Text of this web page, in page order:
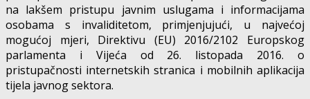
na lakšem pristupu javnim uslugama i informacijama
osobama s invaliditetom, primjenjujući, u najvećoj
mogućoj mjeri, Direktivu (EU) 2016/2102 Europskog
parlamenta i Vijeća od 26. listopada 2016. o
pristupačnosti internetskih stranica i mobilnih aplikacija
tijela javnog sektora.